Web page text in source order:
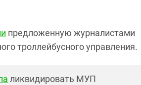
предложенную журналистами
троллейбусного управления.
ликвидировать МУП